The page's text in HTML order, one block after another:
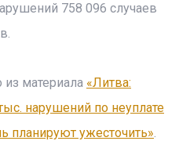
758 096 случаев
материала «Литва:
нарушений по неуплате
планируют ужесточить».